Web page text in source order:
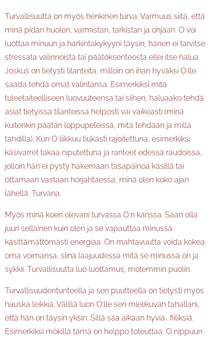
Turvallisuutta on myös henkinen turva. Varmuus siitä, että
minä pidän huolen, varmistan, tarkistan ja ohjaan. O voi
luottaa minuun ja harkintakykyyni täysin, hänen ei tarvitse
stressata valinnoista tai päätöksenteosta ellei itse halua.
Joskus on tietysti tilanteita, milloin on ihan hyväksi O:lle
saada tehdä omat valintansa. Esimerkiksi mitä
tuleetaiteelliseen luovuuteensa tai siihen, haluaako tehdä
asiat tietyissä tilanteissa helposti vai vaikeasti (minä
kuitenkin päätän loppupeleissä, mitä tehdään ja millä
tahdilla). Kun O liikkuu tiukasti rajoitettuna, esimerkiksi
käsivarret takaa niputettuna ja ranteet edessä raudoissa,
jolloin hän ei pysty hakemaan tasapainoa käsillä tai
ottamaan vastaan horjahtaessa, minä olen koko ajan
lähellä. Turvana.
Myös minä koen olevani turvassa O:n kanssa. Saan olla
juuri sellainen kuin olen ja se vapauttaa minussa
käsittämättömästi energiaa. On mahtavuutta voida kokea
oma voimansa, siinä laajuudessa mitä se minussa on ja
sykkii. Turvallisuutta luo luottamus, molemmin puolin.
Turvallisuudentunteella ja sen puutteella on tietysti myös
hauska leikkiä. Välillä luon O:lle sen mielikuvan tahallani,
että hän on täysin yksin. Sillä saa aikaan hyviä.. fiiliksiä.
Esimerkiksi mökillä tämä on helppo toteuttaa. O nippuun